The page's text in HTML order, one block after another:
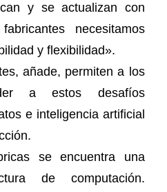
y se actualizan con
necesitamos
y flexibilidad».
añade, permiten a los
a estos desafíos
e inteligencia artificial
se encuentra una
de computación.